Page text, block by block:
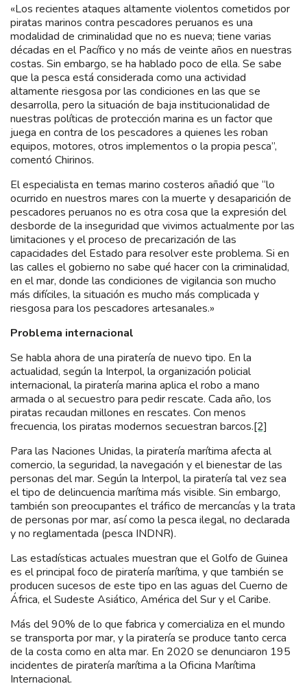
«Los recientes ataques altamente violentos cometidos por
piratas marinos contra pescadores peruanos es una
modalidad de criminalidad que no es nueva; tiene varias
décadas en el Pacífico y no más de veinte años en nuestras
costas. Sin embargo, se ha hablado poco de ella. Se sabe
que la pesca está considerada como una actividad
altamente riesgosa por las condiciones en las que se
desarrolla, pero la situación de baja institucionalidad de
nuestras políticas de protección marina es un factor que
juega en contra de los pescadores a quienes les roban
equipos, motores, otros implementos o la propia pesca”,
comentó Chirinos.
El especialista en temas marino costeros añadió que “lo
ocurrido en nuestros mares con la muerte y desaparición de
pescadores peruanos no es otra cosa que la expresión del
desborde de la inseguridad que vivimos actualmente por las
limitaciones y el proceso de precarización de las
capacidades del Estado para resolver este problema. Si en
las calles el gobierno no sabe qué hacer con la criminalidad,
en el mar, donde las condiciones de vigilancia son mucho
más difíciles, la situación es mucho más complicada y
riesgosa para los pescadores artesanales.»
Problema internacional
Se habla ahora de una piratería de nuevo tipo. En la
actualidad, según la Interpol, la organización policial
internacional, la piratería marina aplica el robo a mano
armada o al secuestro para pedir rescate. Cada año, los
piratas recaudan millones en rescates. Con menos
frecuencia, los piratas modernos secuestran barcos.[2]
Para las Naciones Unidas, la piratería marítima afecta al
comercio, la seguridad, la navegación y el bienestar de las
personas del mar. Según la Interpol, la piratería tal vez sea
el tipo de delincuencia marítima más visible. Sin embargo,
también son preocupantes el tráfico de mercancías y la trata
de personas por mar, así como la pesca ilegal, no declarada
y no reglamentada (pesca INDNR).
Las estadísticas actuales muestran que el Golfo de Guinea
es el principal foco de piratería marítima, y que también se
producen sucesos de este tipo en las aguas del Cuerno de
África, el Sudeste Asiático, América del Sur y el Caribe.
Más del 90% de lo que fabrica y comercializa en el mundo
se transporta por mar, y la piratería se produce tanto cerca
de la costa como en alta mar. En 2020 se denunciaron 195
incidentes de piratería marítima a la Oficina Marítima
Internacional.